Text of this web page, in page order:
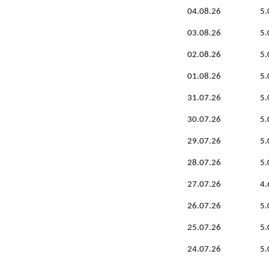
04.08.26
03.08.26
02.08.26
01.08.26
31.07.26
30.07.26
29.07.26
28.07.26
27.07.26
26.07.26
25.07.26
24.07.26